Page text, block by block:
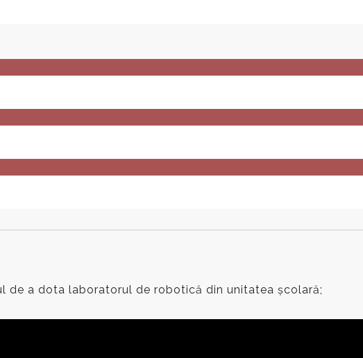
de a dota laboratorul de robotică din unitatea școlară;